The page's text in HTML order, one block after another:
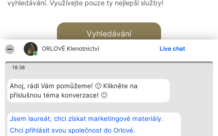
ORLOVÉ Klenotnictví Live chat
18:38
Ahoj, rádi Vám pomůžeme! 🙂 Klikněte na
příslušnou téma konverzace! 🙂
Jsem laureát, chci získat marketingové materiály.
Chci přihlásit svou společnost do Orlové.
vyhledávání. Využívejte pouze ty nejlepší služby!
Vyhledávání
Bright Side Solutions sp. z o.
o. sp. k.
ul. Ruska 22
Wrocław 50-079
Vítězové
Seznam všech
laureátů
Zásady
Kontakt